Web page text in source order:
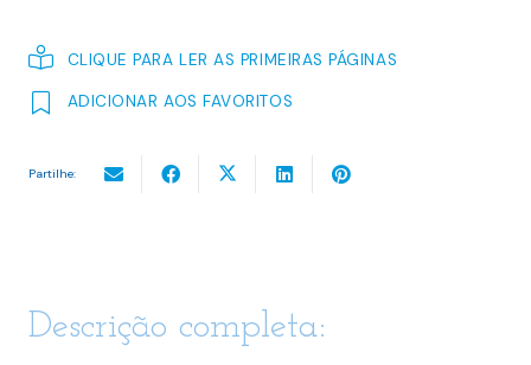
CLIQUE PARA LER AS PRIMEIRAS PÁGINAS
ADICIONAR AOS FAVORITOS
Partilhe:
Descrição completa: